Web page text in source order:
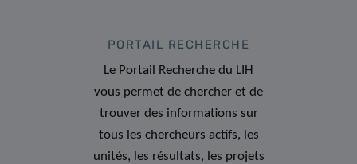
PORTAIL RECHERCHE
Le Portail Recherche du LIH
vous permet de chercher et de
trouver des informations sur
tous les chercheurs actifs, les
unités, les résultats, les projets